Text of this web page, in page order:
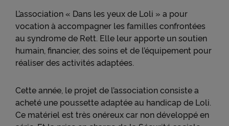
L’association « Dans les yeux de Loli » a pour
vocation à accompagner les familles confrontées
au syndrome de Rett. Elle leur apporte un soutien
humain, financier, des soins et de l’équipement pour
réaliser des activités adaptées.
Cette année, le projet de l’association consiste a
acheté une poussette adaptée au handicap de Loli.
Ce matériel est très onéreux car non développé en